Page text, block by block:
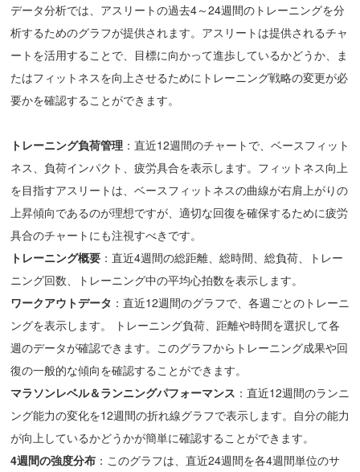
データ分析では、アスリートの過去4～24週間のトレーニングを分
析するためのグラフが提供されます。アスリートは提供されるチャ
ートを活用することで、目標に向かって進歩しているかどうか、ま
たはフィットネスを向上させるためにトレーニング戦略の変更が必
要かを確認することができます。
トレーニング負荷管理：直近12週間のチャートで、ベースフィット
ネス、負荷インパクト、疲労具合を表示します。フィットネス向上
を目指すアスリートは、ベースフィットネスの曲線が右肩上がりの
上昇傾向であるのが理想ですが、適切な回復を確保するために疲労
具合のチャートにも注視すべきです。
トレーニング概要：直近4週間の総距離、総時間、総負荷、トレー
ニング回数、トレーニング中の平均心拍数を表示します。
ワークアウトデータ ：直近12週間のグラフで、各週ごとのトレーニ
ングを表示します。 トレーニング負荷、距離や時間を選択して各
週のデータが確認できます。このグラフからトレーニング成果や回
復の一般的な傾向を確認することができます。
マラソンレベル＆ランニングパフォーマンス ：直近12週間のランニ
ング能力の変化を12週間の折れ線グラフで表示します。自分の能力
が向上しているかどうかが簡単に確認することができます。
4週間の強度分布：このグラフは、直近24週間を各4週間単位のサ